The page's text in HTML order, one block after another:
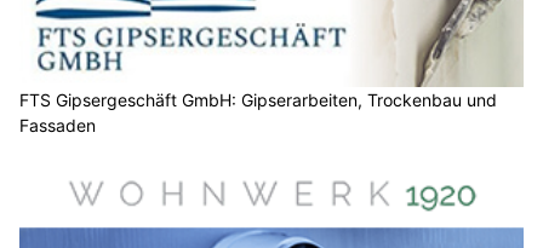
FTS Gipsergeschäft GmbH: Gipserarbeiten, Trockenbau und
Fassaden